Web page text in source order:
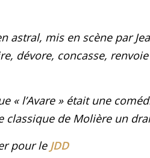
astral, mis en scène par
dévore, concasse,
« l’Avare » était une
de Molière un
pour le JDD